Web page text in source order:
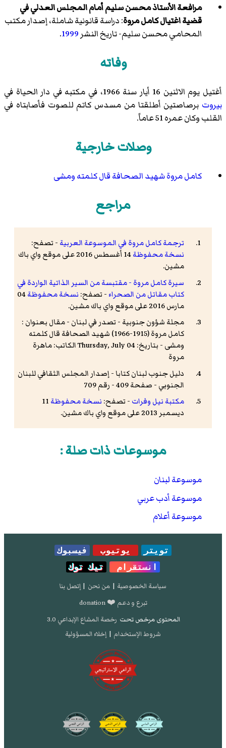
مرافعة الأستاذ محسن سليم أمام المجلس العدلي في
قضية اغتيال كامل مروة: دراسة قانونية شاملة، إصدار مكتب
المحامي محسن سليم- تاريخ النشر 1999
.
وفاته
أغتيل يوم الاثنين 16 أيار سنة 1966، في مكتبه في دار الحياة في
بيروت برصاصتين أطلقتا من مسدس كاتم للصوت فأصابتاه في
القلب وكان عمره 51 عاماً.
وصلات خارجية
كامل مروة شهيد الصحافة قال كلمته ومشى
مراجع
ترجمة كامل مروة في الموسوعة العربية - تصفح:
نسخة محفوظة
14 أغسطس 2016 على موقع واي باك
مشين.
سيرة كامل مروة - مقتبسة من السير الذاتية الواردة في
كتاب مقاتل من الصحراء - تصفح: نسخة محفوظة04
مارس 2016 على موقع واي باك مشين.
مجلة شؤون جنوبية - تصدر في لبنان - مقال بعنوان :
كامل مروة (1915-1966) شهيد الصحافة قال كلمته
ومشى - بتاريخ: Thursday, July 04 الكاتب: ماهرة
مروة
دليل جنوب لبنان كتابا - إصدار المجلس الثقافي للبنان
الجنوبي - صفحة 409 - رقم 709
مكتبة نيل وفرات - تصفح: نسخة محفوظة11
ديسمبر 2013 على موقع واي باك مشين.
موسوعات ذات صلة :
موسوعة لبنان
موسوعة أدب عربي
موسوعة أعلام
تويتر يوتيوب
فيسبوك
انستقرام
تيك توك
سياسة الخصوصية | من نحن | إتصل بنا
تبرع و دعم ❤️ donation
المحتوى مرخص تحت رخصة المشاع الإبداعي 3.0
شروط الإستخدام | إخلاء المسؤولية